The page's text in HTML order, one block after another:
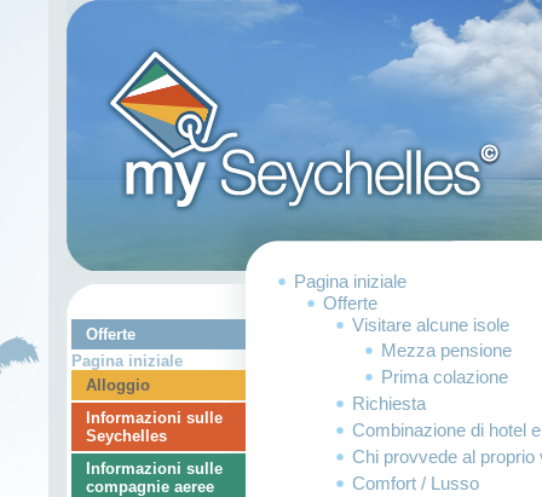
Offerte
Pagina iniziale
Alloggio
Informazioni sulle
Seychelles
Informazioni sulle
compagnie aeree
Pagina iniziale
Offerte
Visitare alcune isole
Mezza pensione
Prima colazione
Richiesta
Combinazione di hotel
Chi provvede al proprio
Comfort / Lusso